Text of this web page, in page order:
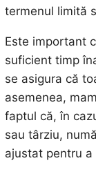
termenul limită
Este important
suficient timp
se asigura că
asemenea,
faptul că, în
sau târziu,
ajustat pentru a